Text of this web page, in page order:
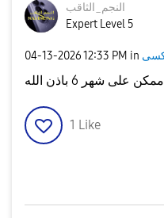
النجم_الثاقب
Expert Level 5
‎04-13-202612:33 PM in
ممكن على شهر 6 باذن الله
1 Like